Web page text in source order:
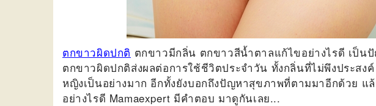
ตกขาวผิดปกติ ตกขาวมีกลิ่น ตกขาวสีน้ำตาลแก้ไขอย่างไรดี เป็
ตกขาวผิดปกติส่งผลต่อการใช้ชีวิตประจำวัน ทั้งกลิ่นที่ไม่พึงประส
หญิงเป็นอย่างมาก อีกทั้งยังบอกถึงปัญหาสุขภาพที่ตามมาอีกด้วย แ
อย่างไรดี Mamaexpert มีคำตอบ มาดูกันเลย...